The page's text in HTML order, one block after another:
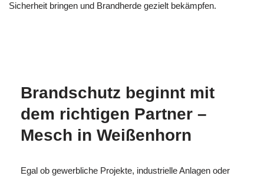
Sicherheit bringen und Brandherde gezielt bekämpfen.
Brandschutz beginnt mit
dem richtigen Partner –
Mesch in Weißenhorn
Egal ob gewerbliche Projekte, industrielle Anlagen oder